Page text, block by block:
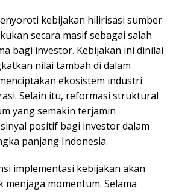
kebijakan hilirisasi sumber
secara masif sebagai salah
bagi investor. Kebijakan ini dinilai
nilai tambah di dalam
ekosistem industri
Selain itu, reformasi struktural
yang semakin terjamin
positif bagi investor dalam
panjang Indonesia.
implementasi kebijakan akan
menjaga momentum. Selama